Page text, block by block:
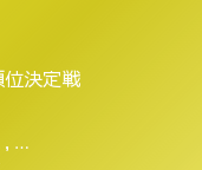
決定戦
, …